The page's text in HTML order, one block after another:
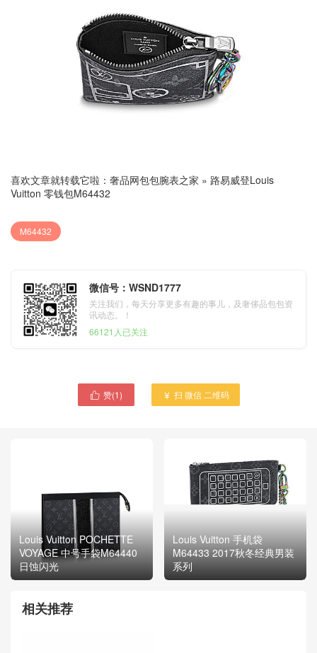
喜欢文章就转载它啦： 奢品网包包腕表之家 » 路易威登Louis
Vuitton 零钱包M64432
M64432
微信号：WSND1777
关注我们，每天分享更多有趣的事儿，及奢侈品包包资
讯动态。！
66121人已关注
 赞(1)  扫 微信 二维码
Louis Vuitton POCHETTE
VOYAGE 中号手袋M64440
日蚀闪光
Louis Vuitton 手机袋
M64433 2017秋冬经典男装
系列
相关推荐